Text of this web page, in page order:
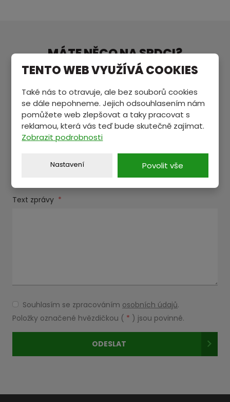
MÁTE NĚCO NA SRDCI?
Pošlete nám zprávu a my se vám ozveme.
Jméno a příjmení *
Text zprávy *
Souhlasím
se
zpracováním
osobních
Souhlasím se zpracováním osobních údajů.
Položky označené hvězdičkou ( * ) jsou povinné.
ODESLAT
nepodařilo
TENTO WEB VYUŽÍVÁ COOKIES
Také nás to otravuje, ale bez souborů cookies
se dále nepohneme. Jejich odsouhlasením nám
pomůžete web zlepšovat a taky pracovat s
reklamou, která vás teď bude skutečně zajímat.
Zobrazit podrobnosti
Nastavení Povolit vše